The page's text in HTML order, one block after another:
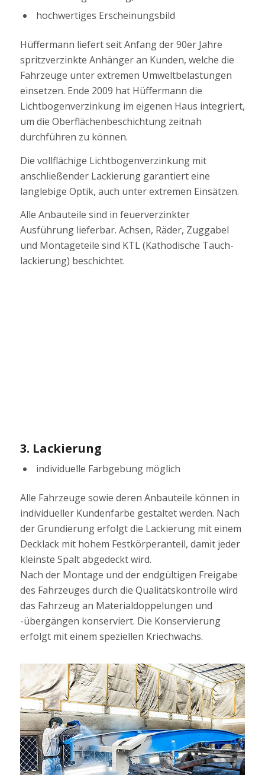
hochwertiges Erscheinungsbild
Hüffermann liefert seit Anfang der 90er Jahre
spritzverzinkte Anhänger an Kunden, welche die
Fahrzeuge unter extremen Umweltbelastungen
einsetzen. Ende 2009 hat Hüffermann die
Lichtbogenverzinkung im eigenen Haus integriert,
um die Oberflächenbeschichtung zeitnah
durchführen zu können.
Die vollflächige Lichtbogenverzinkung mit
anschließender Lackierung garantiert eine
langlebige Optik, auch unter extremen Einsätzen.
Alle Anbauteile sind in feuerverzinkter
Ausführung lieferbar. Achsen, Räder, Zuggabel
und Montageteile sind KTL (Kathodische Tauch-
lackierung) beschichtet.
3. Lackierung
individuelle Farbgebung möglich
Alle Fahrzeuge sowie deren Anbauteile können in
individueller Kundenfarbe gestaltet werden. Nach
der Grundierung erfolgt die Lackierung mit einem
Decklack mit hohem Festkörperanteil, damit jeder
kleinste Spalt abgedeckt wird.
Nach der Montage und der endgültigen Freigabe
des Fahrzeuges durch die Qualitätskontrolle wird
das Fahrzeug an Materialdoppelungen und
-übergängen konserviert. Die Konservierung
erfolgt mit einem speziellen Kriechwachs.